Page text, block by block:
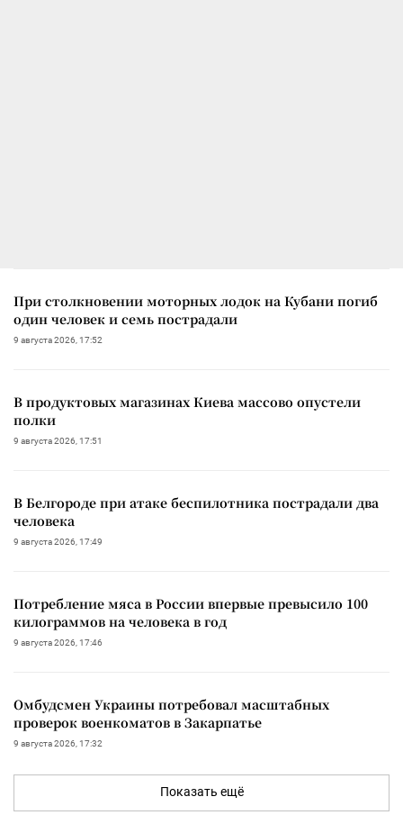
При столкновении моторных лодок на Кубани погиб
один человек и семь пострадали
9 августа 2026, 17:52
В продуктовых магазинах Киева массово опустели
полки
9 августа 2026, 17:51
В Белгороде при атаке беспилотника пострадали два
человека
9 августа 2026, 17:49
Потребление мяса в России впервые превысило 100
килограммов на человека в год
9 августа 2026, 17:46
Омбудсмен Украины потребовал масштабных
проверок военкоматов в Закарпатье
9 августа 2026, 17:32
Показать ещё